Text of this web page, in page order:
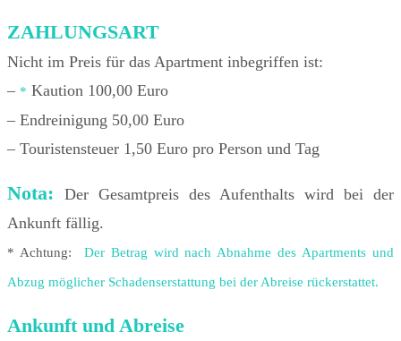
ZAHLUNGSART
Nicht im Preis für das Apartment inbegriffen ist:
– * Kaution 100,00 Euro
– Endreinigung 50,00 Euro
– Touristensteuer 1,50 Euro pro Person und Tag
Nota:
Der Gesamtpreis des Aufenthalts wird bei der
Ankunft fällig.
* Achtung: Der Betrag wird nach Abnahme des Apartments und
Abzug möglicher Schadenserstattung bei der Abreise rückerstattet.
Ankunft und Abreise